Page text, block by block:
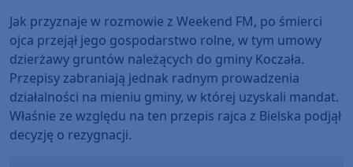
Jak przyznaje w rozmowie z Weekend FM, po śmierci
ojca przejął jego gospodarstwo rolne, w tym umowy
dzierżawy gruntów należących do gminy Koczała.
Przepisy zabraniają jednak radnym prowadzenia
działalności na mieniu gminy, w której uzyskali mandat.
Właśnie ze względu na ten przepis rajca z Bielska podjął
decyzję o rezygnacji.